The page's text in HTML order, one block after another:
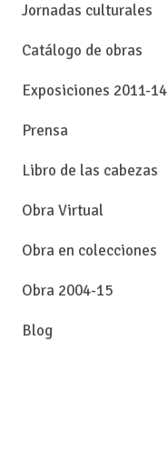
Jornadas culturales
Catálogo de obras
Exposiciones 2011-14
Prensa
Libro de las cabezas
Obra Virtual
Obra en colecciones
Obra 2004-15
Blog